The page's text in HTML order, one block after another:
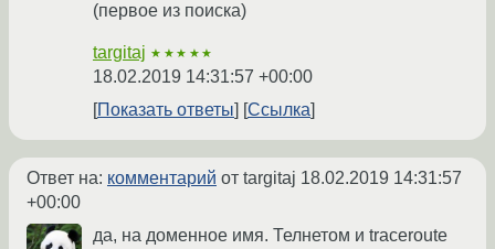
(первое из поиска)
targitaj ★★★★★
18.02.2019 14:31:57 +00:00
Показать ответы
Ссылка
Ответ на: комментарий от targitaj 18.02.2019 14:31:57
+00:00
да, на доменное имя. Телнетом и traceroute